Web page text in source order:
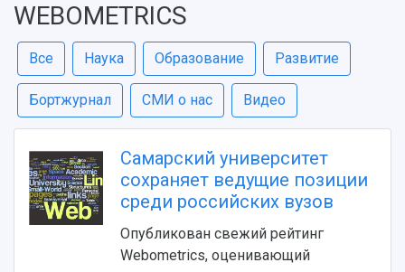
WEBOMETRICS
Все Наука Образование Развитие
Бортжурнал СМИ о нас Видео
Самарский университет
сохраняет ведущие позиции
среди российских вузов
Опубликован свежий рейтинг
Webometrics, оценивающий